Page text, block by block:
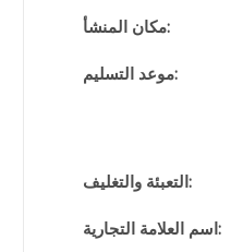
مكان المنشأ:
موعد التسليم:
التعبئة والتغليف:
اسم العلامة التجارية: